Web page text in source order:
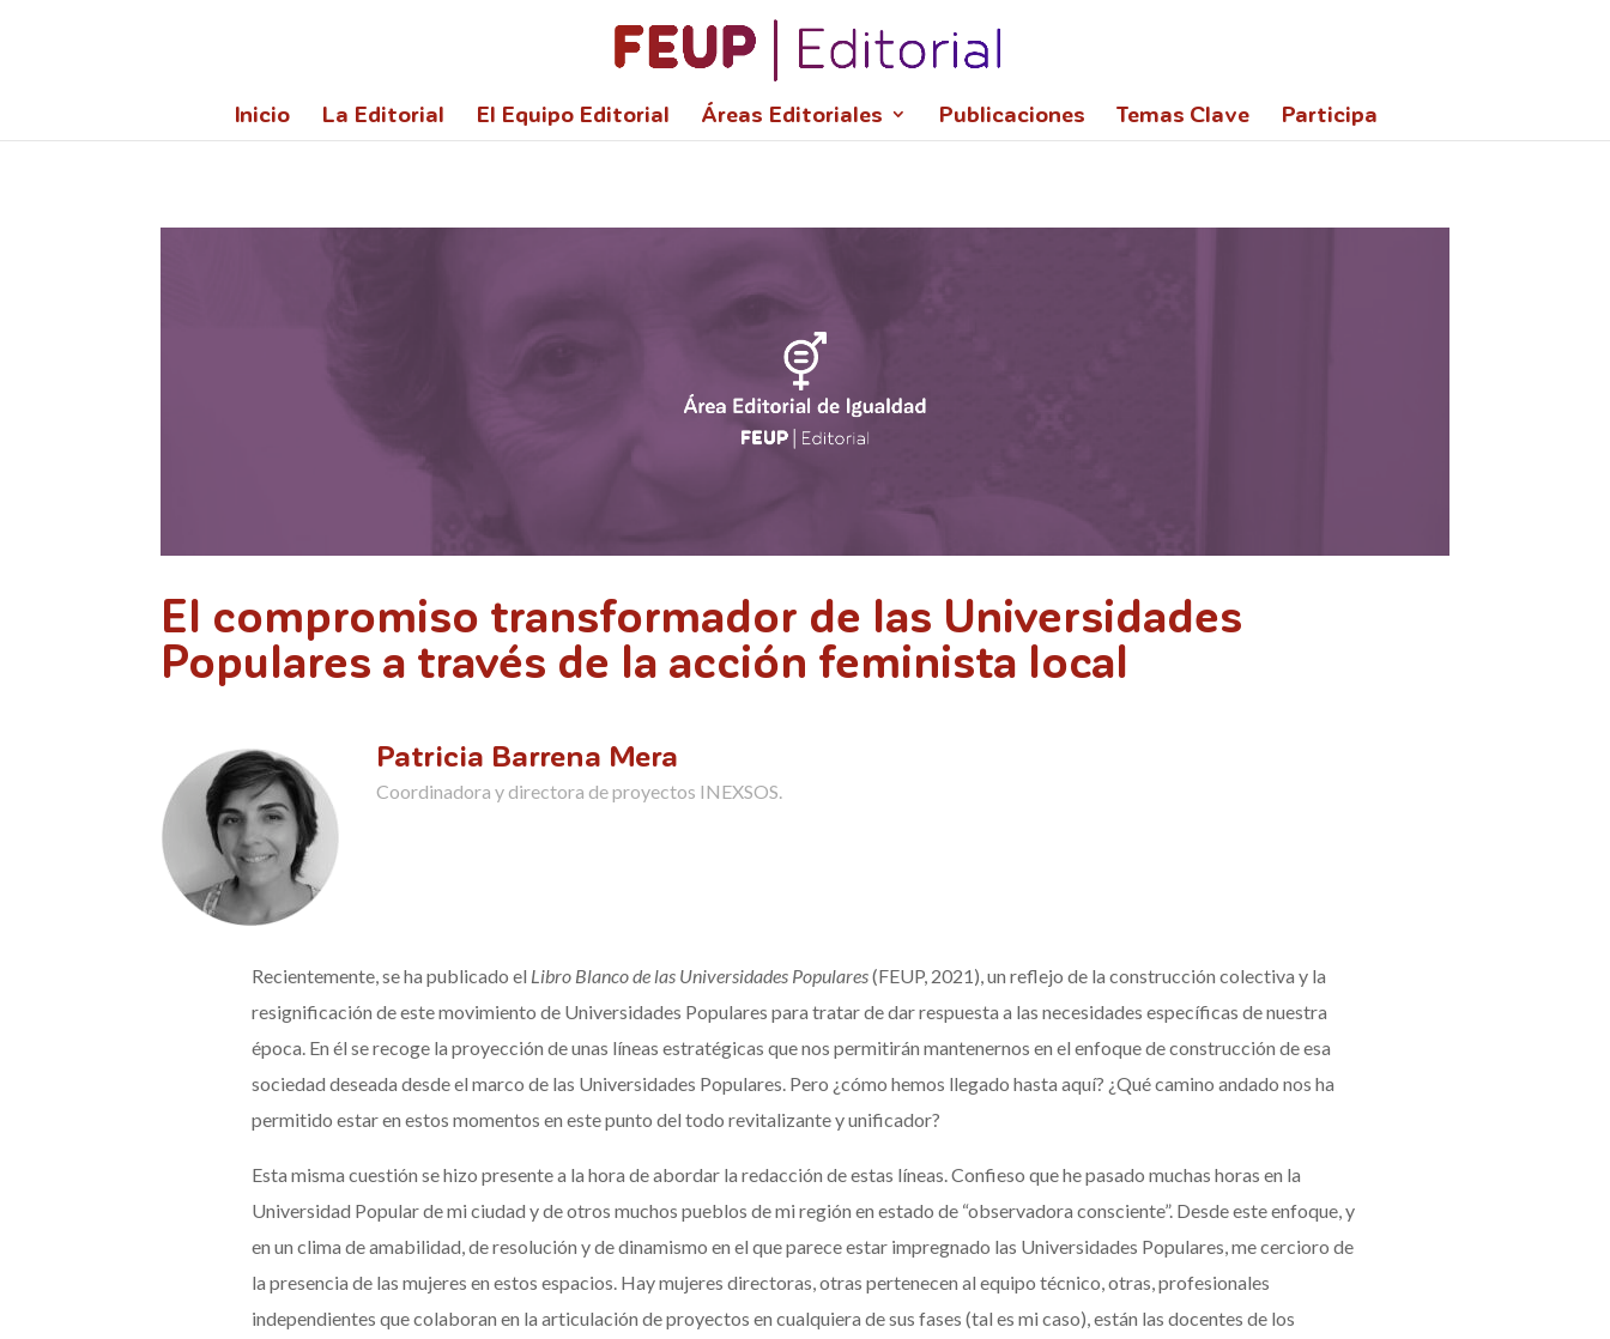
@import url('https://fonts.googleapis.com/css2?family=Lato:ital,wght@0,100;0,300;0,400;0,700;0,900;1,100;1,300;1,400;1,700;1,900&display=swap');
Inicio La Editorial El Equipo Editorial Áreas Editoriales Publicaciones Temas Clave Participa
El compromiso transformador de las Universidades
Populares a través de la acción feminista local
Patricia Barrena Mera
Coordinadora y directora de proyectos INEXSOS.
Recientemente, se ha publicado el Libro Blanco de las Universidades Populares(FEUP, 2021), un reflejo de la construcción colectiva y la
resignificación de este movimiento de Universidades Populares para tratar de dar respuesta a las necesidades específicas de nuestra
época. En él se recoge la proyección de unas líneas estratégicas que nos permitirán mantenernos en el enfoque de construcción de esa
sociedad deseada desde el marco de las Universidades Populares. Pero ¿cómo hemos llegado hasta aquí? ¿Qué camino andado nos ha
permitido estar en estos momentos en este punto del todo revitalizante y unificador?
Esta misma cuestión se hizo presente a la hora de abordar la redacción de estas líneas. Confieso que he pasado muchas horas en la
Universidad Popular de mi ciudad y de otros muchos pueblos de mi región en estado de “observadora consciente”. Desde este enfoque, y
en un clima de amabilidad, de resolución y de dinamismo en el que parece estar impregnado las Universidades Populares, me cercioro de
la presencia de las mujeres en estos espacios. Hay mujeres directoras, otras pertenecen al equipo técnico, otras, profesionales
independientes que colaboran en la articulación de proyectos en cualquiera de sus fases (tal es mi caso), están las docentes de los